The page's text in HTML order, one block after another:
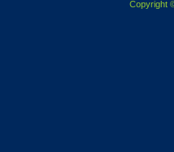
Copyright